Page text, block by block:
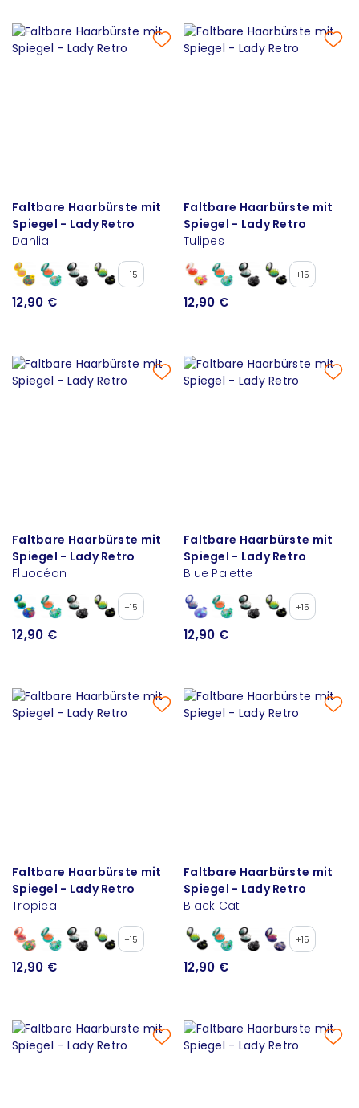
Faltbare Haarbürste mit
Spiegel - Lady Retro
Dahlia
+15
12,90 €
Faltbare Haarbürste mit
Spiegel - Lady Retro
Tulipes
+15
12,90 €
Faltbare Haarbürste mit
Spiegel - Lady Retro
Fluocéan
+15
12,90 €
Faltbare Haarbürste mit
Spiegel - Lady Retro
Blue Palette
+15
12,90 €
Faltbare Haarbürste mit
Spiegel - Lady Retro
Tropical
+15
12,90 €
Faltbare Haarbürste mit
Spiegel - Lady Retro
Black Cat
+15
12,90 €